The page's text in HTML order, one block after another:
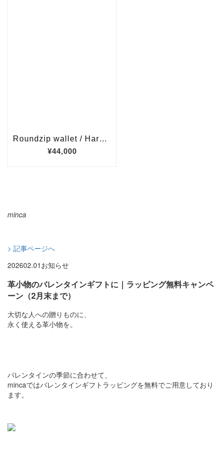
minca
> 記事ページへ
202602.01 お知らせ
革小物のバレンタインギフトに｜ラッピング無料キャンペ
ーン（2月末まで）
大切な人への贈りものに、
永く使える革小物を。
バレンタインの季節に合わせて、
mincaではバレンタインギフトラッピングを無料でご用意しており
ます。